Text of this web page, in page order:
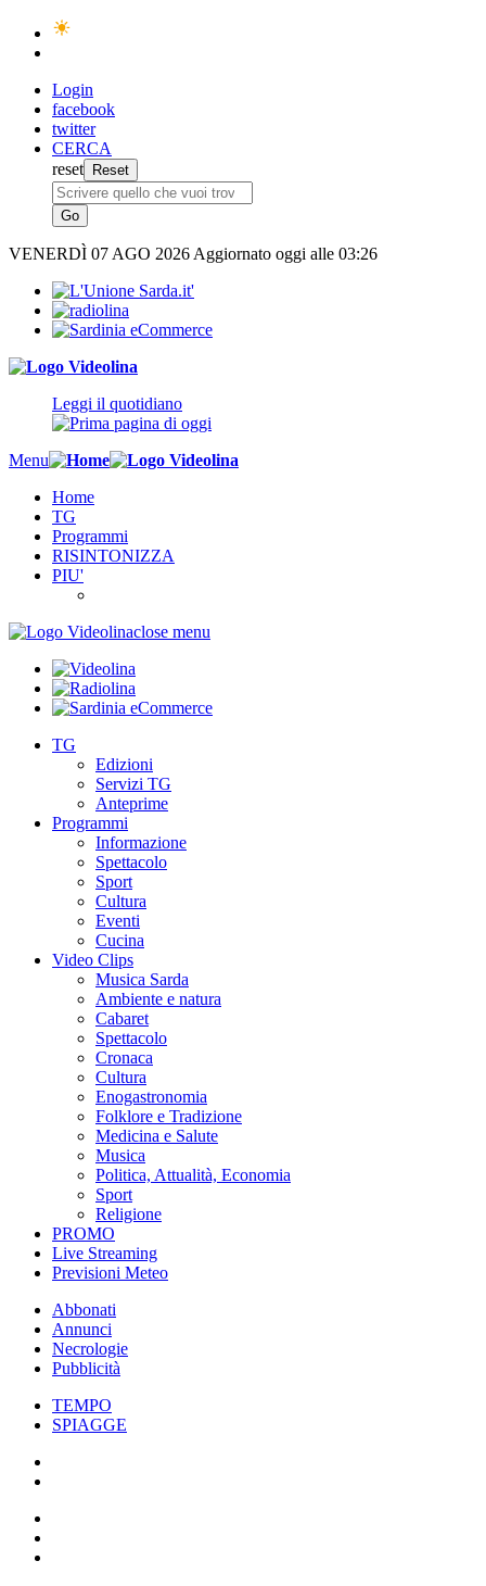
Login
facebook
twitter
CERCA
reset
VENERDÌ 07 AGO 2026 Aggiornato oggi alle 03:26
Leggi il quotidiano
Menu
Home
TG
Programmi
RISINTONIZZA
PIU'
close menu
TG
Edizioni
Servizi TG
Anteprime
Programmi
Informazione
Spettacolo
Sport
Cultura
Eventi
Cucina
Video Clips
Musica Sarda
Ambiente e natura
Cabaret
Spettacolo
Cronaca
Cultura
Enogastronomia
Folklore e Tradizione
Medicina e Salute
Musica
Politica, Attualità, Economia
Sport
Religione
PROMO
Live Streaming
Previsioni Meteo
Abbonati
Annunci
Necrologie
Pubblicità
TEMPO
SPIAGGE